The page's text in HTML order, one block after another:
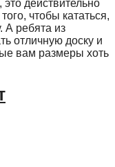
действительно
чтобы кататься,
А ребята из
отличную доску и
вам размеры хоть